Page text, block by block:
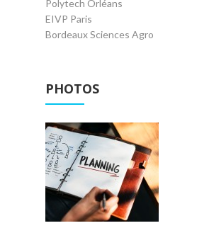
Polytech Orléans
EIVP Paris
Bordeaux Sciences Agro
PHOTOS